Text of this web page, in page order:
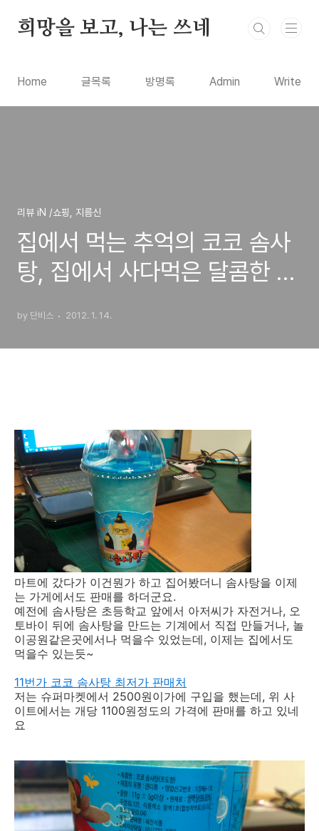
희망을 보고, 나는 쓰네
Home 글목록 방명록 Admin Write
리뷰 iN /쇼핑, 지름신
집에서 먹는 추억의 코코 솜사
탕, 집에서 사다먹은 달콤한 연
by 단비스 2012. 1. 14.
마트에 갔다가 이건뭔가 하고 집어봤더니 솜사탕을 이제
는 가게에서도 판매를 하더군요.
예전에 솜사탕은 초등학교 앞에서 아저씨가 자전거나, 오
토바이 뒤에 솜사탕을 만드는 기계에서 직접 만들거나, 놀
이공원같은곳에서나 먹을수 있었는데, 이제는 집에서도
먹을수 있는듯~
11번가 코코 솜사탕 최저가 판매처
저는 슈퍼마켓에서 2500원이가에 구입을 했는데, 위 사
이트에서는 개당 1100원정도의 가격에 판매를 하고 있네
요